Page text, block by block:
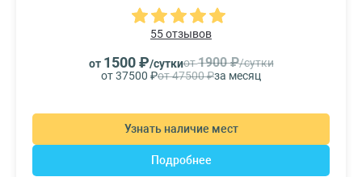
55 отзывов
от 1500 ₽/суткиот1900 ₽/сутки
от 37500 ₽от 47500 ₽за месяц
Узнать наличие мест
Подробнее